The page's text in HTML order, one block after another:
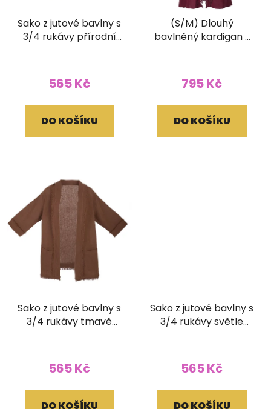
Sako z jutové bavlny s
3/4 rukávy přírodní
565 Kč
DO KOŠÍKU
(S/M) Dlouhý
bavlněný kardigan s
795 Kč
DO KOŠÍKU
Sako z jutové bavlny s
3/4 rukávy tmavě
565 Kč
DO KOŠÍKU
Sako z jutové bavlny s
3/4 rukávy světle
565 Kč
DO KOŠÍKU